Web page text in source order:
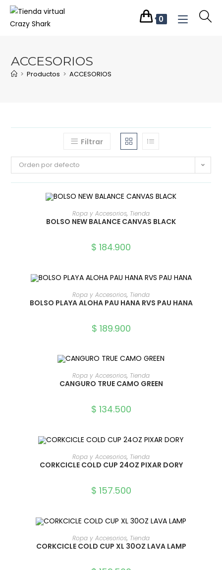
0
ACCESORIOS
> Productos > ACCESORIOS
Filtrar
Orden por defecto
SELECCIONAR OPCIONES
Ropa y Accesorios, Tienda
BOLSO NEW BALANCE CANVAS BLACK
$ 184.900
SELECCIONAR OPCIONES
Ropa y Accesorios, Tienda
BOLSO PLAYA ALOHA PAU HANA RVS PAU HANA
$ 189.900
SELECCIONAR OPCIONES
Ropa y Accesorios, Tienda
CANGURO TRUE CAMO GREEN
$ 134.500
SELECCIONAR OPCIONES
Ropa y Accesorios, Tienda
CORKCICLE COLD CUP 24OZ PIXAR DORY
$ 157.500
SELECCIONAR OPCIONES
Ropa y Accesorios, Tienda
CORKCICLE COLD CUP XL 30OZ LAVA LAMP